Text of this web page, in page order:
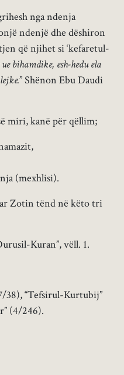
nga ndenja
ndenjë dhe dëshiron
që njihet si ‘kefaretul-
bihamdike, esh-hedu ela
” Shënon Ebu Daudi
miri, kanë për qëllim;
(mexhlisi).
Zotin tënd në këto tri
Kuran”, vëll. 1.
38), “Tefsirul-Kurtubij”
(4/246).